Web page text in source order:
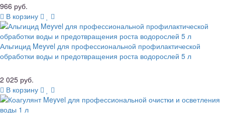
966 руб.
В корзину
Альгицид Meyvel для профессиональной профилактической
обработки воды и предотвращения роста водорослей 5 л
2 025 руб.
В корзину